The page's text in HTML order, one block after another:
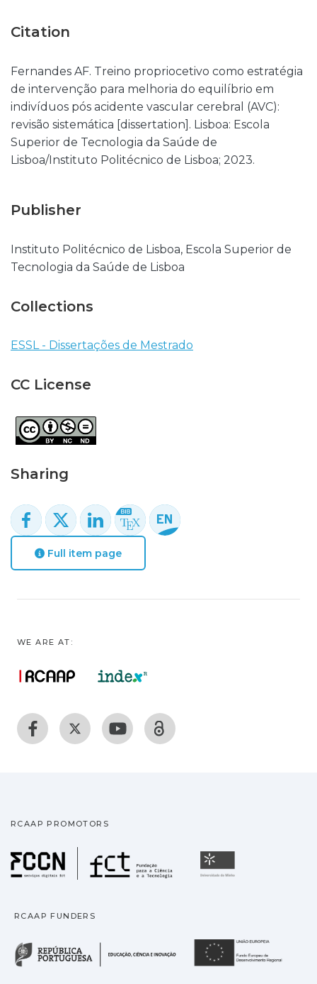
Citation
Fernandes AF. Treino propriocetivo como estratégia
de intervenção para melhoria do equilíbrio em
indivíduos pós acidente vascular cerebral (AVC):
revisão sistemática [dissertation]. Lisboa: Escola
Superior de Tecnologia da Saúde de
Lisboa/Instituto Politécnico de Lisboa; 2023.
Publisher
Instituto Politécnico de Lisboa, Escola Superior de
Tecnologia da Saúde de Lisboa
Collections
ESSL - Dissertações de Mestrado
CC License
Sharing
Full item page
WE ARE AT:
RCAAP PROMOTORS
Fundação para a
RCAAP FUNDERS
República Portuguesa